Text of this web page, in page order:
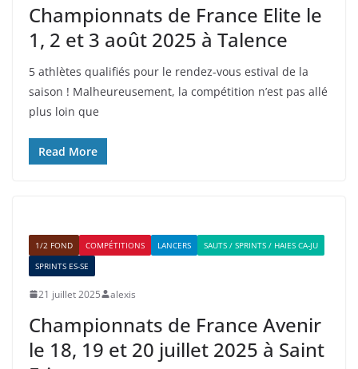
Championnats de France Elite le
1, 2 et 3 août 2025 à Talence
5 athlètes qualifiés pour le rendez-vous estival de la
saison ! Malheureusement, la compétition n’est pas allé
plus loin que
Read More
1/2 FOND COMPÉTITIONS LANCERS
SAUTS / SPRINTS / HAIES CA-JU
SPRINTS ES-SE
21 juillet 2025 alexis
Championnats de France Avenir
le 18, 19 et 20 juillet 2025 à Saint